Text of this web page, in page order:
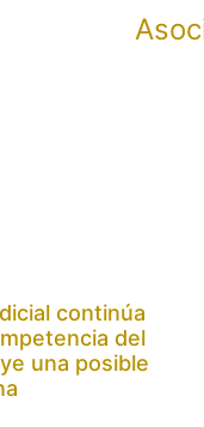
continúa
del
una posible